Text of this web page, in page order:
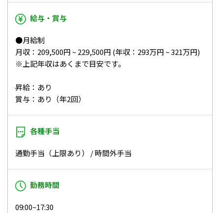
給与・賞与
●月給制
月収：209,500円 ~ 229,500円 (年収：293万円 ~ 321万円)
※上記年収はあくまで目安です。
昇給：あり
賞与：あり（年2回）
各種手当
通勤手当（上限あり） / 時間外手当
勤務時間
09:00~17:30